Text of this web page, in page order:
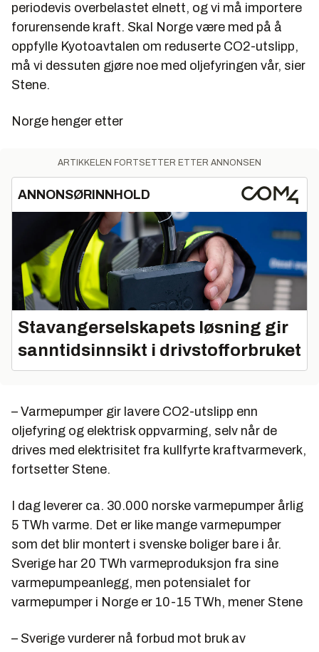
periodevis overbelastet elnett, og vi må importere
forurensende kraft. Skal Norge være med på å
oppfylle Kyotoavtalen om reduserte CO2-utslipp,
må vi dessuten gjøre noe med oljefyringen vår, sier
Stene.
Norge henger etter
ARTIKKELEN FORTSETTER ETTER ANNONSEN
ANNONSØRINNHOLD
Stavangerselskapets løsning gir
sanntidsinnsikt i drivstofforbruket
– Varmepumper gir lavere CO2-utslipp enn
oljefyring og elektrisk oppvarming, selv når de
drives med elektrisitet fra kullfyrte kraftvarmeverk,
fortsetter Stene.
I dag leverer ca. 30.000 norske varmepumper årlig
5 TWh varme. Det er like mange varmepumper
som det blir montert i svenske boliger bare i år.
Sverige har 20 TWh varmeproduksjon fra sine
varmepumpeanlegg, men potensialet for
varmepumper i Norge er 10-15 TWh, mener Stene
– Sverige vurderer nå forbud mot bruk av